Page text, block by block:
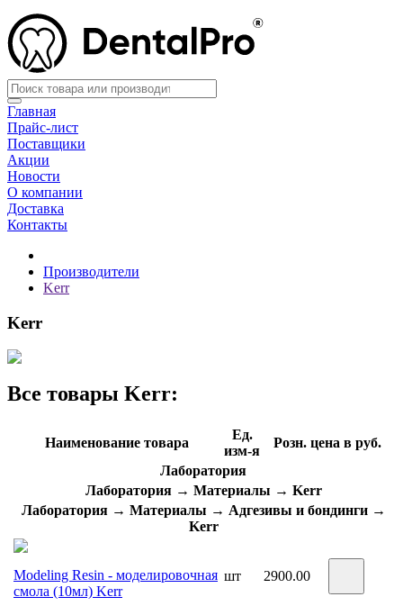
Главная
Прайс-лист
Поставщики
Акции
Новости
О компании
Доставка
Контакты
Производители
Kerr
Kerr
Все товары Kerr:
Наименование товара
Ед.
изм-я
Розн. цена в руб.
Лаборатория
Лаборатория → Материалы → Kerr
Лаборатория → Материалы → Адгезивы и бондинги →
Kerr
Modeling Resin - моделировочная
смола (10мл) Kerr
шт 2900.00